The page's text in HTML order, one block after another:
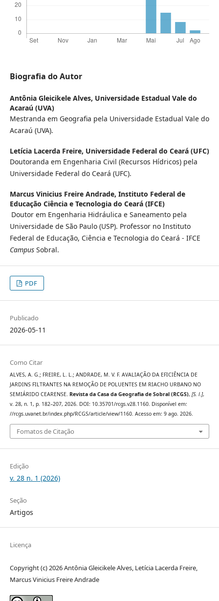
Biografia do Autor
Antônia Gleicikele Alves, Universidade Estadual Vale do
Acaraú (UVA)
Mestranda em Geografia pela Universidade Estadual Vale do
Acaraú (UVA).
Letícia Lacerda Freire, Universidade Federal do Ceará (UFC)
Doutoranda em Engenharia Civil (Recursos Hídricos) pela
Universidade Federal do Ceará (UFC).
Marcus Vinicius Freire Andrade, Instituto Federal de
Educação Ciência e Tecnologia do Ceará (IFCE)
Doutor em Engenharia Hidráulica e Saneamento pela
Universidade de São Paulo (USP). Professor no Instituto
Federal de Educação, Ciência e Tecnologia do Ceará - IFCE
CampusSobral.
PDF
Publicado
2026-05-11
Como Citar
ALVES, A. G.; FREIRE, L. L.; ANDRADE, M. V. F. AVALIAÇÃO DA EFICIÊNCIA DE
JARDINS FILTRANTES NA REMOÇÃO DE POLUENTES EM RIACHO URBANO NO
SEMIÁRIDO CEARENSE. Revista da Casa da Geografia de Sobral (RCGS), [S. l.],
v. 28, n. 1, p. 182–207, 2026. DOI: 10.35701/rcgs.v28.1160. Disponível em:
//rcgs.uvanet.br/index.php/RCGS/article/view/1160. Acesso em: 9 ago. 2026.
Fomatos de Citação
Edição
v. 28 n. 1 (2026)
Seção
Artigos
Licença
Copyright (c) 2026 Antônia Gleicikele Alves, Letícia Lacerda Freire,
Marcus Vinicius Freire Andrade